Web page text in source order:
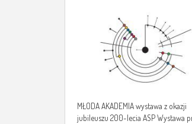
ASP
MŁODA AKADEMIA wystawa z okazji
jubileuszu 200-lecia ASP Wystawa